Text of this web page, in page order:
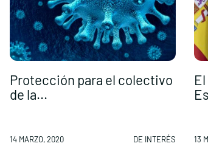
Protección para el colectivo
de la...
14 MARZO, 2020 DE INTERÉS 13